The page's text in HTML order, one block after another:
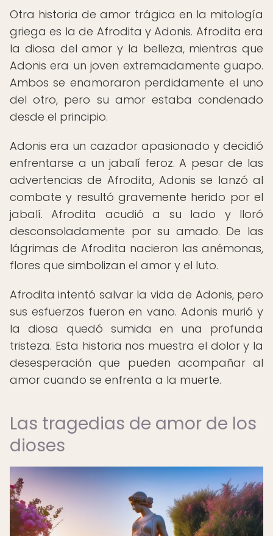
Otra historia de amor trágica en la mitología
griega es la de Afrodita y Adonis. Afrodita era
la diosa del amor y la belleza, mientras que
Adonis era un joven extremadamente guapo.
Ambos se enamoraron perdidamente el uno
del otro, pero su amor estaba condenado
desde el principio.
Adonis era un cazador apasionado y decidió
enfrentarse a un jabalí feroz. A pesar de las
advertencias de Afrodita, Adonis se lanzó al
combate y resultó gravemente herido por el
jabalí. Afrodita acudió a su lado y lloró
desconsoladamente por su amado. De las
lágrimas de Afrodita nacieron las anémonas,
flores que simbolizan el amor y el luto.
Afrodita intentó salvar la vida de Adonis, pero
sus esfuerzos fueron en vano. Adonis murió y
la diosa quedó sumida en una profunda
tristeza. Esta historia nos muestra el dolor y la
desesperación que pueden acompañar al
amor cuando se enfrenta a la muerte.
Las tragedias de amor de los
dioses